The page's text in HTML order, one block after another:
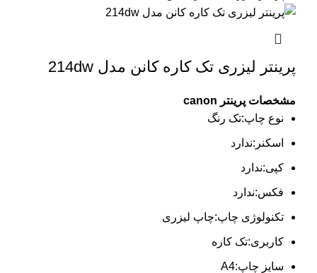
پرینتر لیزری تک کاره کانن مدل 214dw
مشخصات پرینتر canon
نوع چاپ:تک رنگ
اسکنر:ندارد
کپی:ندارد
فکس:ندارد
تکنولوژی چاپ:چاپ لیزری
کاربری:تک کاره
سایز چاپ:A4